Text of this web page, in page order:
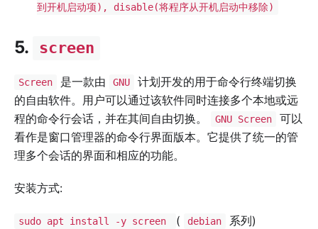
到开机启动项), disable(将程序从开机启动中移除)
5. screen
Screen 是一款由 GNU
计划开发的用于命令行终端切换
的自由软件。用户可以通过该软件同时连接多个本地或远
程的命令行会话，并在其间自由切换。
GNU Screen
可以
看作是窗口管理器的命令行界面版本。它提供了统一的管
理多个会话的界面和相应的功能。
安装方式:
sudo apt install -y screen ( debian 系列)